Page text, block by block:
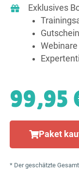
Exklusives
Webinare
99,95
Paket
* Der geschätzte